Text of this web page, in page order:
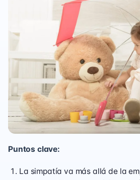
Puntos clave:
La simpatía va más allá de la